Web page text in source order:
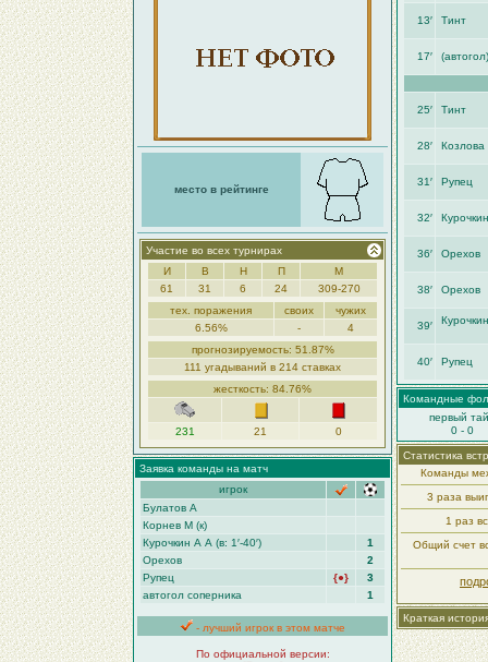
место в рейтинге
Участие во всех турнирах
И
В Н П
М
61
31 6 24
309-270
тех. поражения
своих
чужих
6.56%
-
4
прогнозируемость: 51.87%
111 угадываний в 214 ставках
жесткость: 84.76%
231 21 0
Заявка команды на матч
игрок
Булатов А
Корнев М (к)
Курочкин А А (в: 1′-40′)
1
Орехов
2
Рупец
{●}
3
автогол соперника
1
- лучший игрок в этом матче
По официальной версии:
13′ Тинт
17′ (автогол)
25′ Тинт
28′ Козлова
31′ Рупец
32′
36′ Орехов
38′ Орехов
39′
40′ Рупец
Командные
первый
0 - 0
Статистика
Команды
3 раза
1 раз
Общий счет
Краткая